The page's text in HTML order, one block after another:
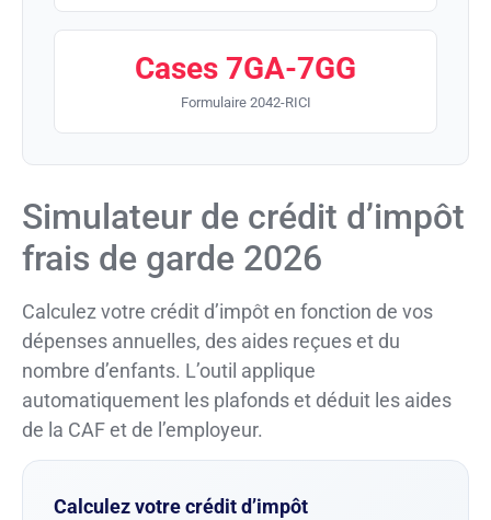
Cases 7GA-7GG
Formulaire 2042-RICI
Simulateur de crédit d’impôt
frais de garde 2026
Calculez votre crédit d’impôt en fonction de vos
dépenses annuelles, des aides reçues et du
nombre d’enfants. L’outil applique
automatiquement les plafonds et déduit les aides
de la CAF et de l’employeur.
Calculez votre crédit d’impôt